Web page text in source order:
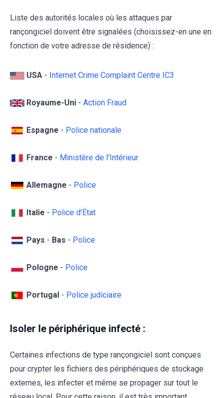
Liste des autorités locales où les attaques par
rançongiciel doivent être signalées (choisissez-en une en
fonction de votre adresse de résidence) :
USA - Internet Crime Complaint Centre IC3
Royaume-Uni - Action Fraud
Espagne - Police nationale
France - Ministère de l'Intérieur
Allemagne - Police
Italie - Police d'État
Pays - Bas - Police
Pologne - Police
Portugal - Police judiciaire
Isoler le périphérique infecté :
Certaines infections de type rançongiciel sont conçues
pour crypter les fichiers des périphériques de stockage
externes, les infecter et même se propager sur tout le